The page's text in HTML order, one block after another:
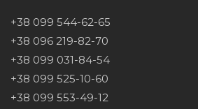
+38 099 544-62-65
+38 096 219-82-70
+38 099 031-84-54
+38 099 525-10-60
+38 099 553-49-12